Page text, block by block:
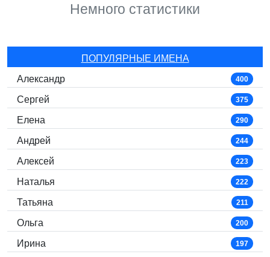
Немного статистики
ПОПУЛЯРНЫЕ ИМЕНА
Александр
400
Сергей 375
Елена 290
Андрей 244
Алексей 223
Наталья 222
Татьяна 211
Ольга 200
Ирина 197